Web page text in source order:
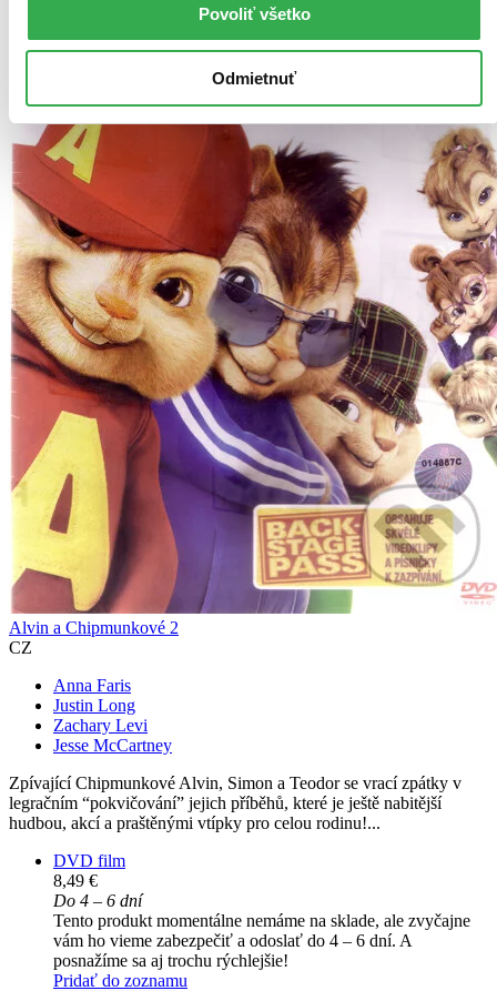
Povoliť všetko
Odmietnuť
Alvin a Chipmunkové 2
CZ
Anna Faris
Justin Long
Zachary Levi
Jesse McCartney
Zpívající Chipmunkové Alvin, Simon a Teodor se vrací zpátky v
legračním “pokvičování” jejich příběhů, které je ještě nabitější
hudbou, akcí a praštěnými vtípky pro celou rodinu!...
DVD film
8,49 €
Do 4 – 6 dní
Tento produkt momentálne nemáme na sklade, ale zvyčajne
vám ho vieme zabezpečiť a odoslať do 4 – 6 dní. A
posnažíme sa aj trochu rýchlejšie!
Pridať do zoznamu